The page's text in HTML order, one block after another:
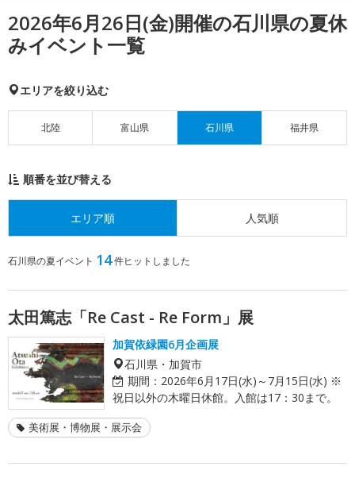
2026年6月26日(金)開催の石川県の夏休
みイベント一覧
エリアを絞り込む
北陸 富山県 石川県 福井県
順番を並び替える
エリア順 人気順
石川県の夏イベント 14件ヒットしました
太田篤志「Re Cast - Re Form」展
加賀依緑園6月企画展
石川県・加賀市
期間： 2026年6月17日(水)～7月15日(水) ※
祝日以外の木曜日休館。入館は17：30まで。
美術展・博物展・展示会